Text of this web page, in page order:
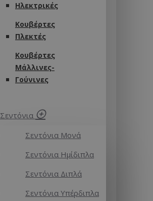
Ηλεκτρικές
Κουβέρτες
Πλεκτές
Κουβέρτες
Μάλλινες-
Γούνινες
Σεντόνια
Σεντόνια Μονά
Σεντόνια Ημίδιπλα
Σεντόνια Διπλά
Σεντόνια Υπέρδιπλα